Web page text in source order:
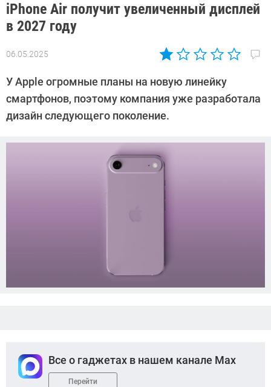
iPhone Air получит увеличенный дисплей
в 2027 году
06.05.2025
Автор:
Довлатова
У Apple огромные планы на новую линейку
смартфонов, поэтому компания уже разработала
дизайн следующего поколение.
Все о гаджетах в нашем канале Max
Перейти